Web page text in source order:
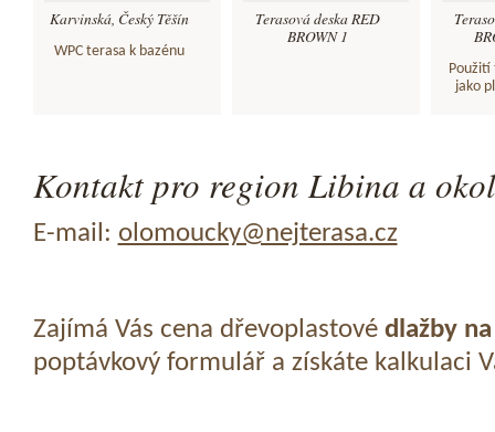
Karvinská, Český Těšín
WPC terasa k bazénu
Terasová deska RED
BROWN 1
Použití
jako
Kontakt pro region Libina a
E-mail: olomoucky@nejterasa.cz
Zajímá Vás cena dřevoplastové dlažby
poptávkový formulář a získáte kalkulaci